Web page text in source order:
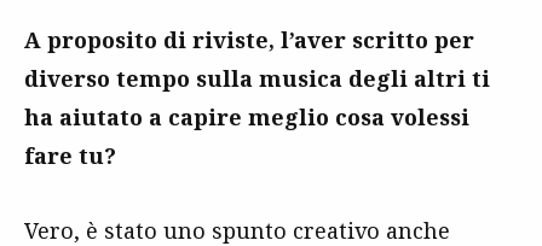
A proposito di riviste, l’aver scritto per
diverso tempo sulla musica degli altri ti
ha aiutato a capire meglio cosa volessi
fare tu?
Vero, è stato uno spunto creativo anche